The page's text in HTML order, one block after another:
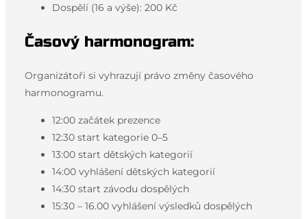
Dospělí (16 a výše): 200 Kč
Časový harmonogram:
Organizátoři si vyhrazují právo změny časového
harmonogramu.
12:00 začátek prezence
12:30 start kategorie 0–5
13:00 start dětských kategorií
14:00 vyhlášení dětských kategorií
14:30 start závodu dospělých
15:30 – 16.00 vyhlášení výsledků dospělých